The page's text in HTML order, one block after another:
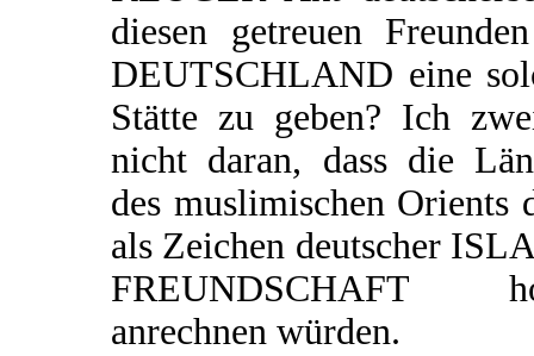
diesen getreuen
DEUTSCHLAND eine
Stätte zu geben? Ich
nicht daran, dass die
des muslimischen Orients
als Zeichen deutscher
FREUNDSCHAFT
anrechnen würden.